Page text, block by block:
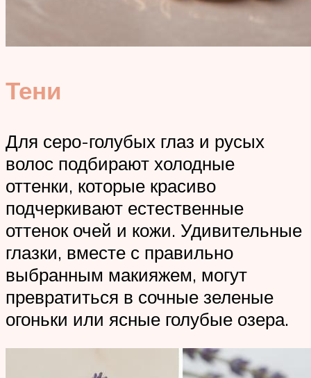
Тени
Для серо-голубых глаз и русых
волос подбирают холодные
оттенки, которые красиво
подчеркивают естественные
оттенок очей и кожи. Удивительные
глазки, вместе с правильно
выбранным макияжем, могут
превратиться в сочные зеленые
огоньки или ясные голубые озера.